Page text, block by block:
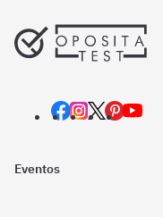
Eventos